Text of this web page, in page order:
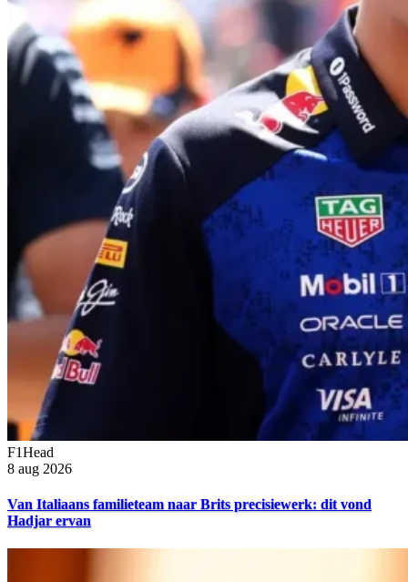
F1Head
8 aug 2026
Van Italiaans familieteam naar Brits precisiewerk: dit vond
Hadjar ervan